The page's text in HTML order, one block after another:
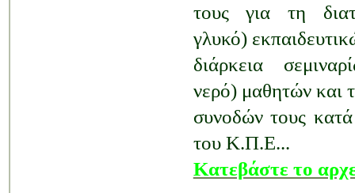
τουςγια τη
γλυκό)
διάρκεια
νερό) μαθητών και
συνοδών τους
του Κ.Π.Ε...
Κατεβάστε το